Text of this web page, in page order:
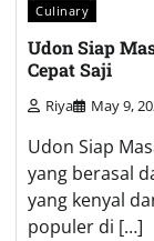
Culinary
Udon Siap
Cepat Saji
Riya May 9,
Udon Siap
yang berasal
yang kenyal
populer di […]